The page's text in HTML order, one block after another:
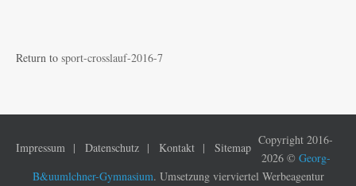
Return to sport-crosslauf-2016-7
Impressum Datenschutz Kontakt Sitemap
Copyright 2016-
2026 © Georg-
B&uumlchner-Gymnasium. Umsetzung vierviertel Werbeagentur